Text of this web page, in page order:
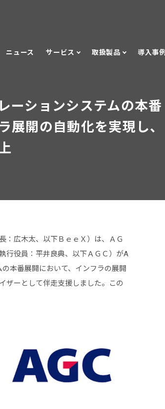
ニュース サービス 取扱製品 導入事例
ーションシステムの本番
展開の自動化を実現し、
：広木太、以下ＢｅｅＸ）は、ＡＧ
行役員：平井良典、以下ＡＧＣ）がA
本番展開において、インフラの展開
ザーとして伴走支援しました。この